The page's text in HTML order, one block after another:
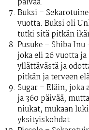
Buksi –
vuotta. Buksi oli
tutki sitä pitkän
Pusuke – Shiba Inu
joka eli 26 vuotta
yllättävästä ja
pitkän ja terveen
Sugar – Eläin, joka
ja 360 päivää,
niukat, mukaan
yksityiskohdat.